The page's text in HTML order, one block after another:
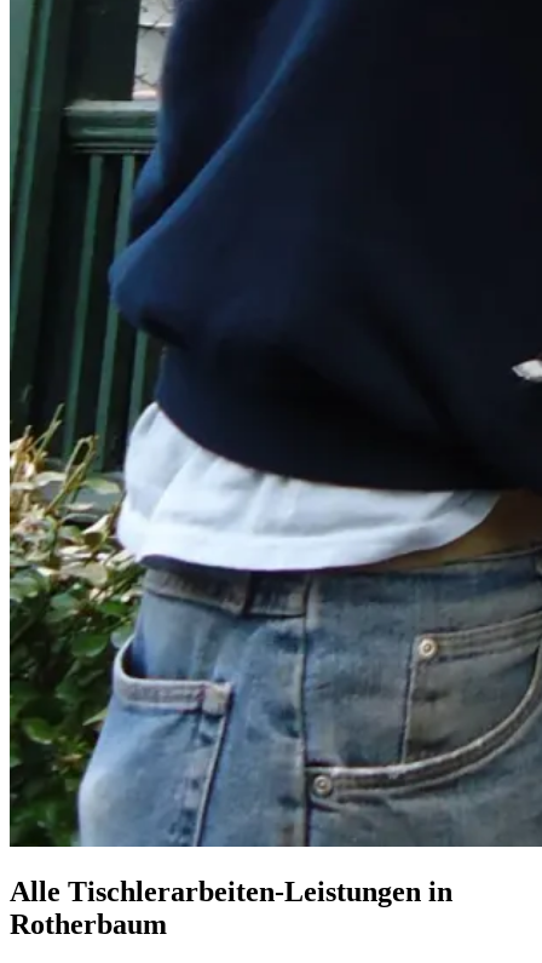
Alle Tischlerarbeiten-Leistungen in
Rotherbaum